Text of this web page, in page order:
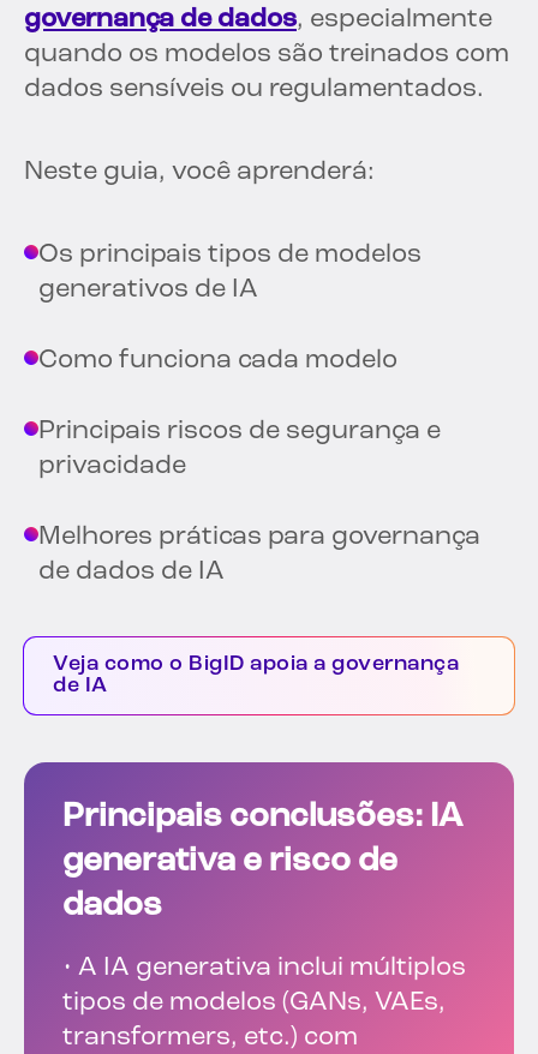
governança de dados, especialmente
quando os modelos são treinados com
dados sensíveis ou regulamentados.
Neste guia, você aprenderá:
Os principais tipos de modelos
generativos de IA
Como funciona cada modelo
Principais riscos de segurança e
privacidade
Melhores práticas para governança
de dados de IA
Veja como o BigID apoia a governança
de IA
Principais conclusões: IA
generativa e risco de
dados
• A IA generativa inclui múltiplos
tipos de modelos (GANs, VAEs,
transformers, etc.) com